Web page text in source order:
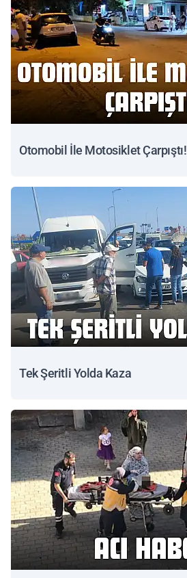
Otomobil İle Motosiklet Çarpıştı!
Tek Şeritli Yolda Kaza